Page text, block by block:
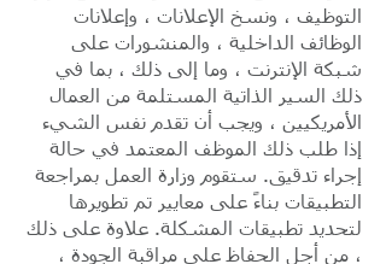
التوظيف ، ونسخ الإعلانات ، وإعلانات
الوظائف الداخلية ، والمنشورات على
شبكة الإنترنت ، وما إلى ذلك ، بما في
ذلك السير الذاتية المستلمة من العمال
الأمريكيين ، ويجب أن تقدم نفس الشيء
إذا طلب ذلك الموظف المعتمد في حالة
إجراء تدقيق. ستقوم وزارة العمل بمراجعة
التطبيقات بناءً على معايير تم تطويرها
لتحديد تطبيقات المشكلة. علاوة على ذلك
، من أجل الحفاظ على مراقبة الجودة ،